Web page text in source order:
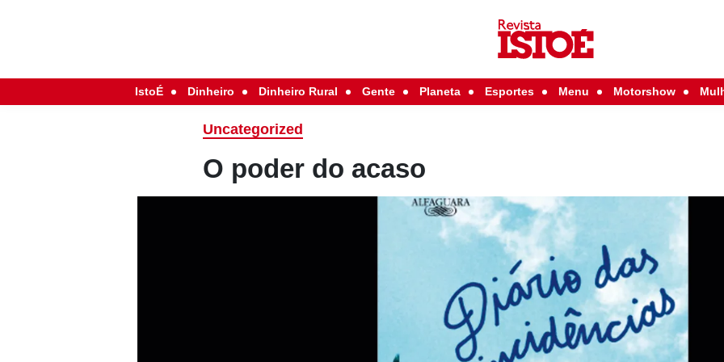
IstoÉ Dinheiro Dinheiro Rural Gente Planeta Esportes Menu Motorshow
Uncategorized
O poder do acaso